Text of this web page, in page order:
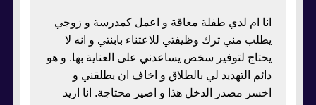
انا ام لدي طفلة معاقة و اعمل كمدرسة و زوجي
يطلب مني ترك وظيفتي للاعتناء بابنتي و انه لا
يحتاج لتوفير سخص يساعدني على العناية بها. و هو
دائم التهديد لي بالطلاق و اخاف ان يطلقني و
اخسر مصدر الدخل هذا و اصير محتاجة. انا اريد